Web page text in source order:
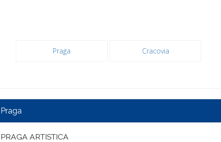
Praga Cracovia
Praga
PRAGA ARTISTICA